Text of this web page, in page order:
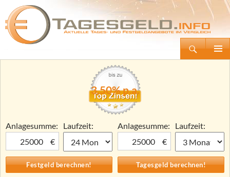
Tagesgeld.info – Tagesgeldkonten vergleichen und Tagesgeld-Zinsen berechnen
Zum
3,50% p.a.
Anlagesumme:
€
Laufzeit:
Anlagesumme:
€
Laufzeit: